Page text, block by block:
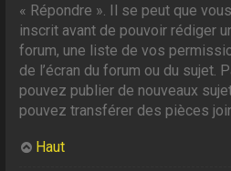
« Répondre ». Il se peut que
inscrit avant de pouvoir rédiger
forum, une liste de vos
de l’écran du forum ou du sujet.
pouvez publier de nouveaux
pouvez transférer des pièces
Haut